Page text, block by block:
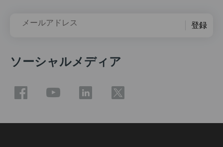
メールアドレス 登録
ソーシャルメディア